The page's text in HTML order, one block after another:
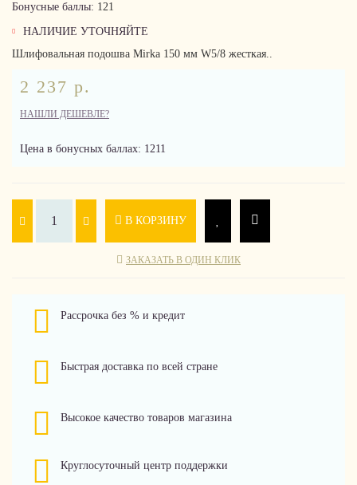
Бонусные баллы: 121
НАЛИЧИЕ УТОЧНЯЙТЕ
Шлифовальная подошва Mirka 150 мм W5/8 жесткая..
2 237 р.
НАШЛИ ДЕШЕВЛЕ?
Цена в бонусных баллах: 1211
В КОРЗИНУ
ЗАКАЗАТЬ В ОДИН КЛИК
Рассрочка без % и кредит
Быстрая доставка по всей стране
Высокое качество товаров магазина
Круглосуточный центр поддержки